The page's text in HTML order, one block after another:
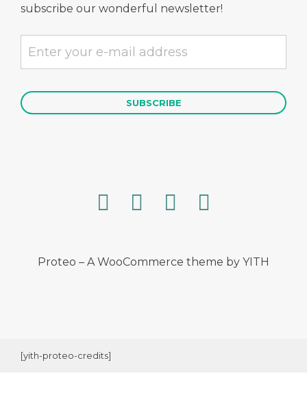
subscribe our wonderful newsletter!
Proteo – A WooCommerce theme by YITH
[yith-proteo-credits]